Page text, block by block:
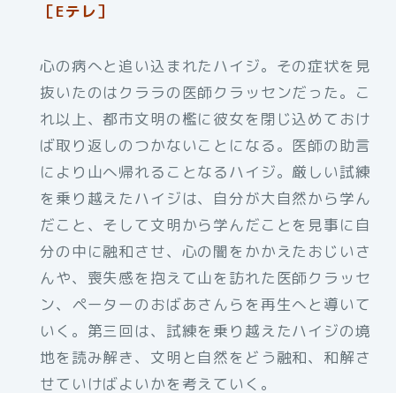
［Eテレ］
心の病へと追い込まれたハイジ。その症状を見
抜いたのはクララの医師クラッセンだった。こ
れ以上、都市文明の檻に彼女を閉じ込めておけ
ば取り返しのつかないことになる。医師の助言
により山へ帰れることなるハイジ。厳しい試練
を乗り越えたハイジは、自分が大自然から学ん
だこと、そして文明から学んだことを見事に自
分の中に融和させ、心の闇をかかえたおじいさ
んや、喪失感を抱えて山を訪れた医師クラッセ
ン、ペーターのおばあさんらを再生へと導いて
いく。第三回は、試練を乗り越えたハイジの境
地を読み解き、文明と自然をどう融和、和解さ
せていけばよいかを考えていく。